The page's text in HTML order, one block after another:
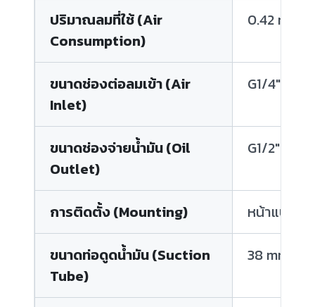
ปริมาณลมที่ใช้ (Air
Consumption)
0.42 m³/
ขนาดช่องต่อลมเข้า (Air
Inlet)
G1/4"
ขนาดช่องจ่ายน้ำมัน (Oil
Outlet)
G1/2"
การติดตั้ง (Mounting) หน้าแปลน
ขนาดท่อดูดน้ำมัน (Suction
Tube)
38 mm OD